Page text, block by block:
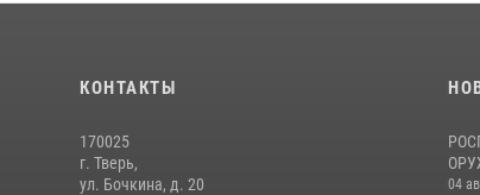
КОНТАКТЫ
170025
г. Тверь,
ул. Бочкина, д. 20
04